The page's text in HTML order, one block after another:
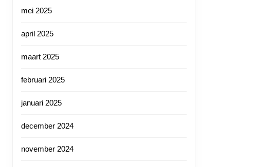
mei 2025
april 2025
maart 2025
februari 2025
januari 2025
december 2024
november 2024